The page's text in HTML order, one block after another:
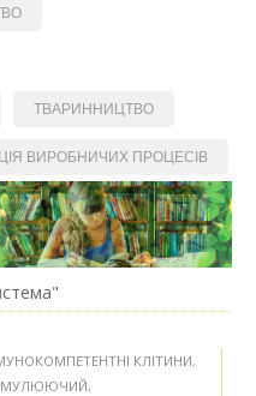
ТВАРИННИЦТВО
ВИРОБНИЧИХ ПРОЦЕСІВ
КЛІТИНИ,
,